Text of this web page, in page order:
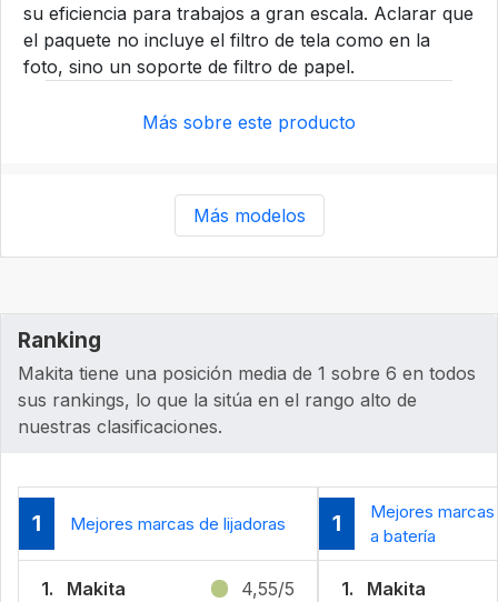
su eficiencia para trabajos a gran escala. Aclarar que
el paquete no incluye el filtro de tela como en la
foto, sino un soporte de filtro de papel.
Más sobre este producto
Más modelos
Ranking
Makita tiene una posición media de 1 sobre 6 en todos
sus rankings, lo que la sitúa en el rango alto de
nuestras clasificaciones.
1 Mejores marcas de lijadoras
1. Makita
4,55/5
1
Mejores
a batería
1.
Makita